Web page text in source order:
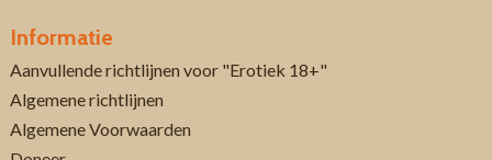
Informatie
Aanvullende richtlijnen voor "Erotiek 18+"
Algemene richtlijnen
Algemene Voorwaarden